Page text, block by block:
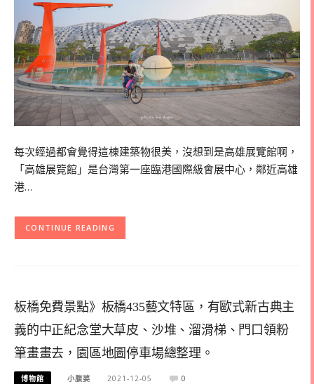
每次經過都會覺得這棟建築物很美，沒想到是高雄展覽館啊，
「高雄展覽館」是台灣第一座臨港國際級會展中心，鄰近高雄
港…
CONTINUE READING
板橋免費景點》板橋435藝文特區，有歐式新古典主
義的中正紀念堂大草皮、沙堆、溜滑梯、門口領粉
筆畫畫去，園區地圖停車場總整理。
博物館 小腹婆 2021-12-05 0